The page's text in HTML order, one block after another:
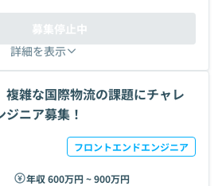
詳細を表示
募集停止中
複雑な国際物流の課題にチャレ
ニア募集！
フロントエンドエンジニア
年収 600万円 ~ 900万円